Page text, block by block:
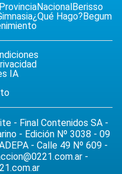
NacionalBerisso
¿Qué Hago?Begum
IA
- Final Contenidos SA -
- Edición Nº 3038 - 09
- Calle 49 Nº 609 -
-